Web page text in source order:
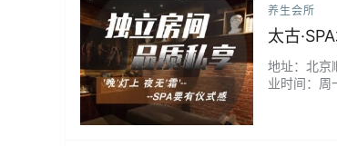
养生会所
太古
地址：北京
业时间：周